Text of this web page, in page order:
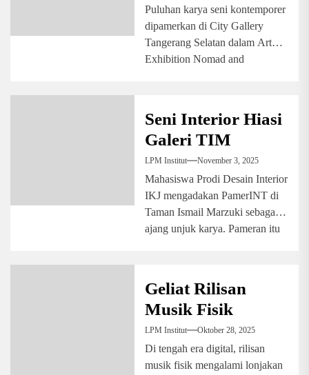
Puluhan karya seni kontemporer
dipamerkan di City Gallery
Tangerang Selatan dalam Art
Exhibition Nomad and
Seni Interior Hiasi
Galeri TIM
LPM Institut November 3, 2025
Mahasiswa Prodi Desain Interior
IKJ mengadakan PamerINT di
Taman Ismail Marzuki sebagai
ajang unjuk karya. Pameran itu
Geliat Rilisan
Musik Fisik
LPM Institut Oktober 28, 2025
Di tengah era digital, rilisan
musik fisik mengalami lonjakan